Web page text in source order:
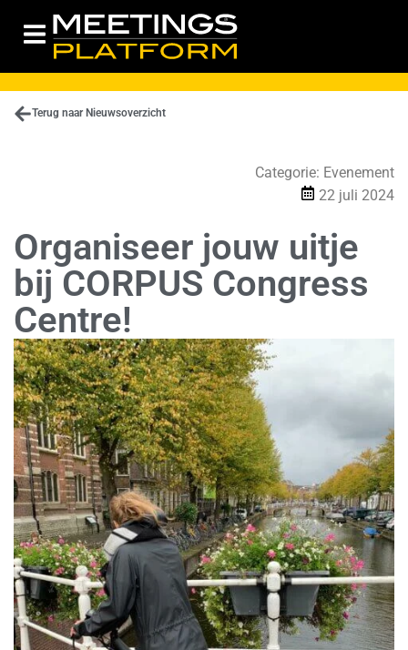
Terug naar Nieuwsoverzicht
Categorie: Evenement
22 juli 2024
Organiseer jouw uitje
bij CORPUS Congress
Centre!